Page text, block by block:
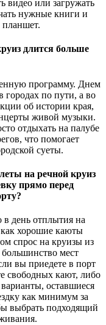
видео или загружать
нужные книги и
длится больше
программу. Днем
городах по пути, а во
об истории края,
живой музыки.
отдыхать на палубе
что помогает
суеты.
на речной круиз
прямо перед
в день отплытия на
хорошие каюты
спрос на круизы из
мест
вы приедете в порт
свободных кают, либо
оставшиеся
как минимум за
выбрать подходящий